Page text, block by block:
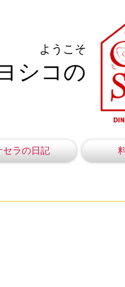
ようこそ
シコの
セラの日記